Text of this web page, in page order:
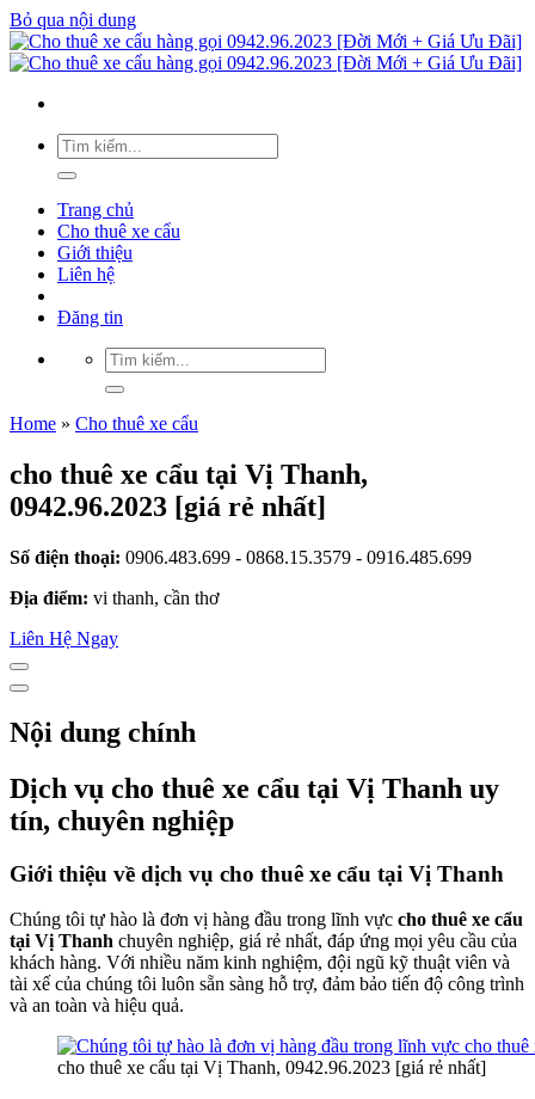
Bỏ qua nội dung
Trang chủ
Cho thuê xe cẩu
Giới thiệu
Liên hệ
Đăng tin
Home » Cho thuê xe cẩu
cho thuê xe cẩu tại Vị Thanh,
0942.96.2023 [giá rẻ nhất]
Số điện thoại: 0906.483.699 - 0868.15.3579 - 0916.485.699
Địa điểm: vi thanh, cần thơ
Liên Hệ Ngay
Nội dung chính
Dịch vụ cho thuê xe cẩu tại Vị Thanh uy
tín, chuyên nghiệp
Giới thiệu về dịch vụ cho thuê xe cẩu tại Vị Thanh
Chúng tôi tự hào là đơn vị hàng đầu trong lĩnh vực cho thuê xe cẩu
tại Vị Thanh chuyên nghiệp, giá rẻ nhất, đáp ứng mọi yêu cầu của
khách hàng. Với nhiều năm kinh nghiệm, đội ngũ kỹ thuật viên và
tài xế của chúng tôi luôn sẵn sàng hỗ trợ, đảm bảo tiến độ công trình
và an toàn và hiệu quả.
cho thuê xe cẩu tại Vị Thanh, 0942.96.2023 [giá rẻ nhất]